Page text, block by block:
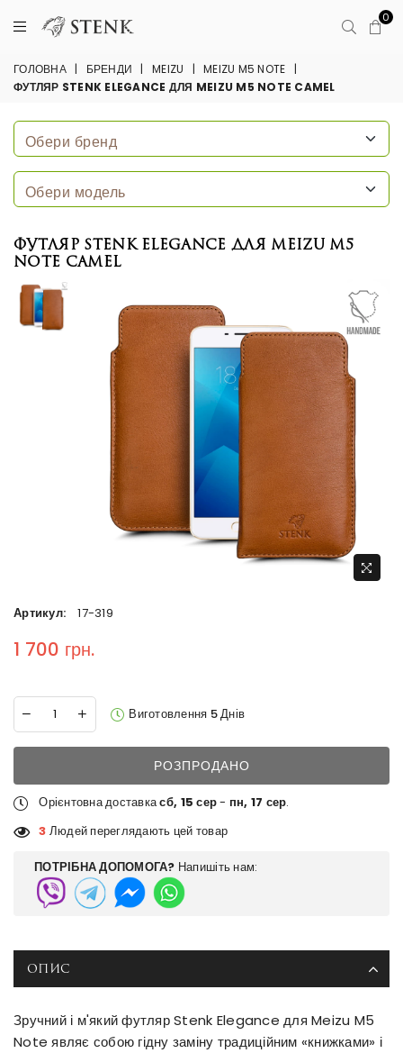
0
ГОЛОВНА | БРЕНДИ | MEIZU | MEIZU M5 NOTE
|
ФУТЛЯР STENK ELEGANCE ДЛЯ MEIZU M5 NOTE CAMEL
Футляр Stenk Elegance для Meizu M5
Note Camel
Артикул: 17-319
Regular price
1 700 грн.
Виготовлення 5 Днів
РОЗПРОДАНО
Орієнтовна доставкасб, 15 сер- пн, 17 сер.
3 Людей переглядають цей товар
ПОТРІБНА ДОПОМОГА? Напишіть нам:
ОПИС
Зручний і м'який футляр Stenk Elegance для Meizu M5
Note являє собою гідну заміну традиційним «книжками» і